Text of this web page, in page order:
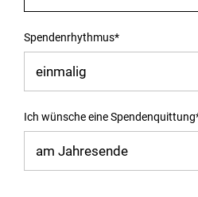
Spendenrhythmus*
Ich wünsche eine